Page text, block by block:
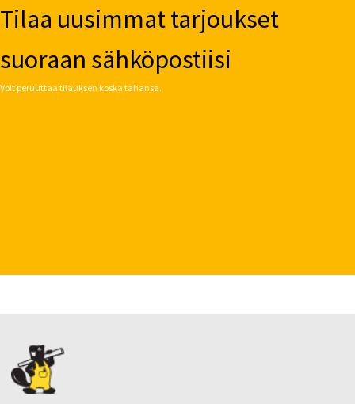
Tilaa uusimmat tarjoukset
suoraan sähköpostiisi
Voit peruuttaa tilauksen koska tahansa.